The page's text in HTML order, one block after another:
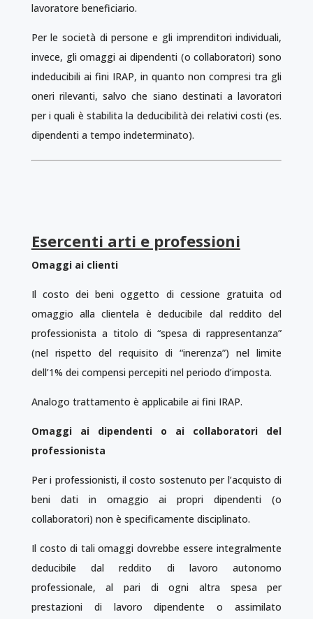
lavoratore beneficiario.
Per le società di persone e gli imprenditori individuali,
invece, gli omaggi ai dipendenti (o collaboratori) sono
indeducibili ai fini IRAP, in quanto non compresi tra gli
oneri rilevanti, salvo che siano destinati a lavoratori
per i quali è stabilita la deducibilità dei relativi costi (es.
dipendenti a tempo indeterminato).
Esercenti arti e professioni
Omaggi ai clienti
Il costo dei beni oggetto di cessione gratuita od
omaggio alla clientela è deducibile dal reddito del
professionista a titolo di “spesa di rappresentanza”
(nel rispetto del requisito di “inerenza”) nel limite
dell’1% dei compensi percepiti nel periodo d’imposta.
Analogo trattamento è applicabile ai fini IRAP.
Omaggi ai dipendenti o ai collaboratori del
professionista
Per i professionisti, il costo sostenuto per l’acquisto di
beni dati in omaggio ai propri dipendenti (o
collaboratori) non è specificamente disciplinato.
Il costo di tali omaggi dovrebbe essere integralmente
deducibile dal reddito di lavoro autonomo
professionale, al pari di ogni altra spesa per
prestazioni di lavoro dipendente o assimilato